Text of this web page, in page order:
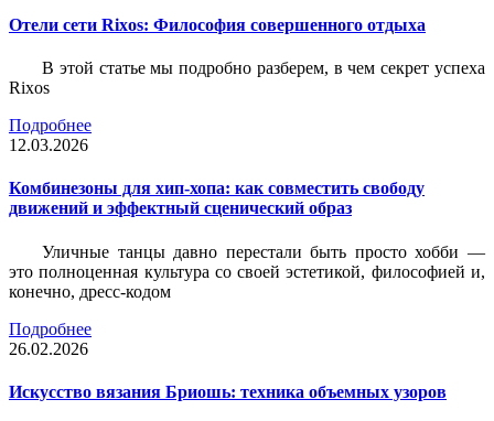
Отели сети Rixos: Философия совершенного отдыха
В этой статье мы подробно разберем, в чем секрет успеха
Rixos
Подробнее
12.03.2026
Комбинезоны для хип-хопа: как совместить свободу
движений и эффектный сценический образ
Уличные танцы давно перестали быть просто хобби —
это полноценная культура со своей эстетикой, философией и,
конечно, дресс-кодом
Подробнее
26.02.2026
Искусство вязания Бриошь: техника объемных узоров